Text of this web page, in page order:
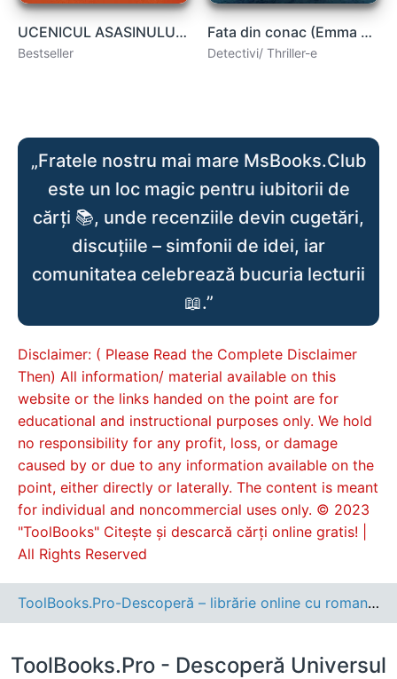
UCENICUL ASASINULUI de Robin Hobb vol.2 carte .PDF
Bestseller
Fata din conac (Emma Griffin® FBI Mystery Book 3)- A.J. Rivers
Detectivi/ Thriller-e
„Fratele nostru mai mare MsBooks.Club
este un loc magic pentru iubitorii de
cărți 📚, unde recenziile devin cugetări,
discuțiile – simfonii de idei, iar
comunitatea celebrează bucuria lecturii
📖.”
Disclaimer: ( Please Read the Complete Disclaimer
Then) All information/ material available on this
website or the links handed on the point are for
educational and instructional purposes only. We hold
no responsibility for any profit, loss, or damage
caused by or due to any information available on the
point, either directly or laterally. The content is meant
for individual and noncommercial uses only. © 2023
"ToolBooks" Citește și descarcă cărți online gratis! |
All Rights Reserved
ToolBooks.Pro-Descoperă – librărie online cu romane, cărți pentru copii, dezvoltare personală și cele mai noi apariții editoriale.
ToolBooks.Pro - Descoperă Universul